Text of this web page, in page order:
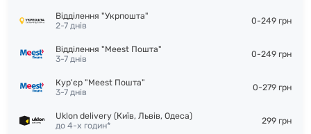
Відділення "Укрпошта"
2-7 днів
0-249 грн
Відділення "Meest Пошта"
3-7 днів
0-249 грн
Кур'єр "Meest Пошта"
3-7 днів
0-279 грн
Uklon delivery (Київ, Львів, Одеса)
до 4-х годин*
299 грн